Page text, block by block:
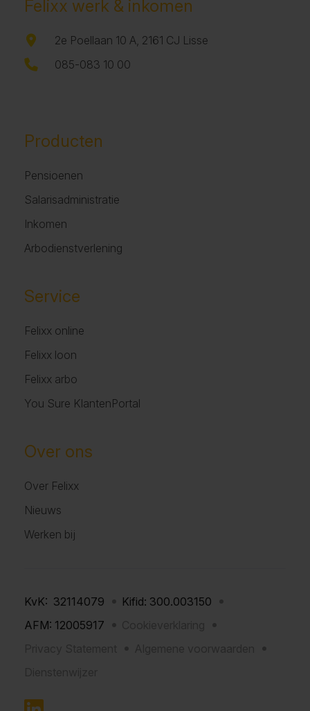
Felixx werk & inkomen
2e Poellaan 10 A, 2161 CJ Lisse
085-083 10 00
Producten
Pensioenen
Salarisadministratie
Inkomen
Arbodienstverlening
Service
Felixx online
Felixx loon
Felixx arbo
You Sure KlantenPortal
Over ons
Over Felixx
Nieuws
Werken bij
KvK: 32114079
Kifid: 300.003150
AFM: 12005917